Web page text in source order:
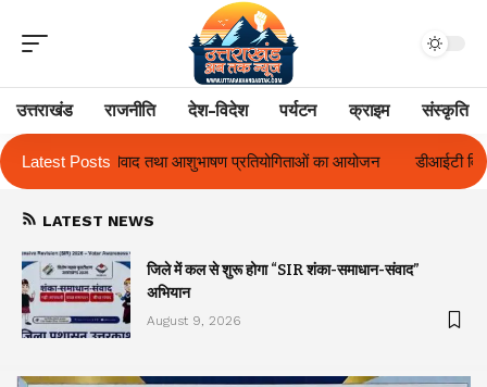
उत्तराखंड राजनीति देश-विदेश पर्यटन क्राइम संस्कृति
Latest Posts
का आयोजन डीआईटी विश्वविद्यालय ने दो दिवसीय ‘दीक्षारंभ
LATEST NEWS
जिले में कल से शुरू होगा “SIR शंका-समाधान-संवाद”
अभियान
August 9, 2026